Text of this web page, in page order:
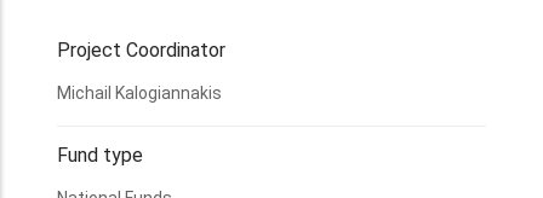
Project Coordinator
Michail Kalogiannakis
Fund type